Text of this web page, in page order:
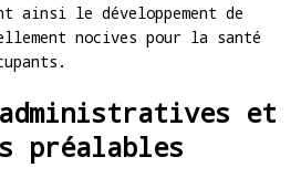
ainsi le développement de
nocives pour la santé
administratives et
préalables